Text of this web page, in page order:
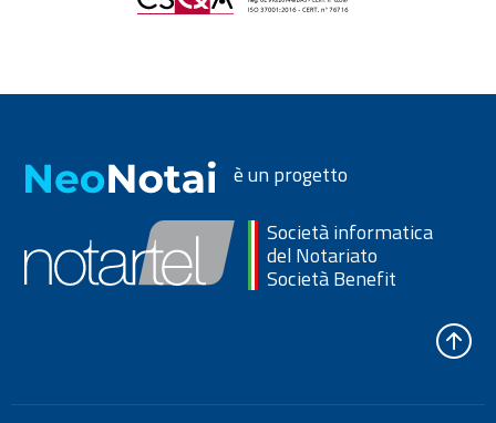
è un progetto
Società informatica
del Notariato
Società Benefit